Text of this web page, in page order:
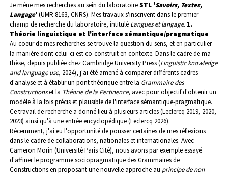
Je mène mes recherches au sein du laboratoireSTL 'Savoirs, Textes,
Langage'(UMR 8163, CNRS). Mes travaux s'inscrivent dans le premier
champ de recherche du laboratoire, intitulé Langues et langage. 1.
Théorie linguistique et l'interface sémantique/pragmatique
Au coeur de mes recherches se trouve la question du sens, et en particulier
la manière dont celui-ci est co-construit en contexte. Dans le cadre de ma
thèse, depuis publiée chez Cambridge University Press (Linguistic knowledge
and language use, 2024), j'ai été amené à comparer différents cadres
d'analyse et à établir un pont théorique entre la Grammaire des
Constructionset la Théorie de la Pertinence, avec pour objectif d'obtenir un
modèle à la fois précis et plausible de l'interface sémantique-pragmatique.
Ce travail de recherche a donné lieu à plusieurs articles (Leclercq 2019, 2020,
2023) ainsi qu'à une entrée encyclopédique (Leclercq 2026).
Récemment, j'ai eu l'opportunité de pousser certaines de mes réflexions
dans le cadre de collaborations, nationales et internationales. Avec
Cameron Morin (Université Paris Cité), nous avons par exemple essayé
d'affiner le programme sociopragmatique des Grammaires de
Constructions en proposant une nouvelle approche au principe de non